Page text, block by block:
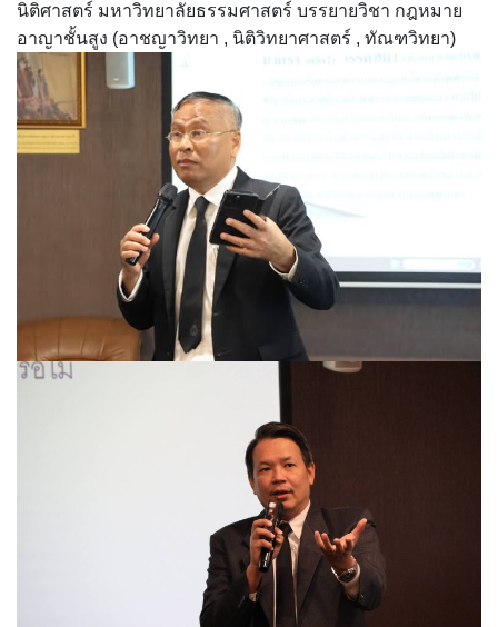
นิติศาสตร์ มหาวิทยาลัยธรรมศาสตร์ บรรยายวิชา กฎหมาย
อาญาชั้นสูง (อาชญาวิทยา , นิติวิทยาศาสตร์ , ทัณฑวิทยา)